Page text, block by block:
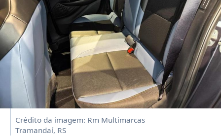
Crédito da imagem: Rm Multimarcas
Tramandaí, RS